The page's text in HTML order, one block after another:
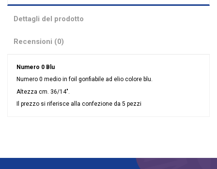
Dettagli del prodotto
Recensioni (0)
Numero 0 Blu
Numero 0 medio in foil gonfiabile ad elio colore blu.
Altezza cm. 36/14".
Il prezzo si riferisce alla confezione da 5 pezzi
materiale palloncini Mylar